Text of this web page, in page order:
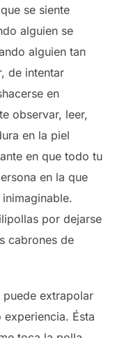
se siente
alguien se
alguien tan
de intentar
en
observar, leer,
en la piel
en que todo tu
en la que
por dejarse
cabrones de
extrapolar
Ésta